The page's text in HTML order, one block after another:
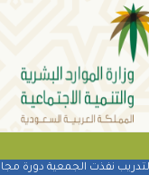
نفذت الجمعية دورة